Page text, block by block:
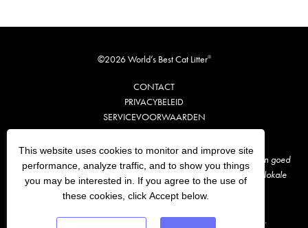
©2026 World’s Best Cat Litter®
CONTACT
PRIVACYBELEID
SERVICEVOORWAARDEN
SITEMAP
*Spoel per keer 1 à 2 klompen World’s Best Cat Litter® door in een goed
werkend toilet dat aangesloten is op het riool. Houd de geldende lokale
regels in acht.
†In vergelijking met het andere leidende Amerikaanse merk.
This website uses cookies to monitor and improve site
performance, analyze traffic, and to show you things
you may be interested in. If you agree to the use of
these cookies, click Accept below.